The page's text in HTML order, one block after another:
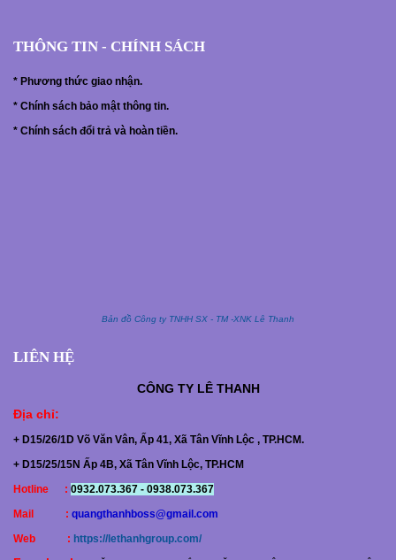
THÔNG TIN - CHÍNH SÁCH
* Phương thức giao nhận.
* Chính sách bảo mật thông tin.
* Chính sách đổi trả và hoàn tiền.
Bản đồ Công ty TNHH SX - TM -XNK Lê Thanh
LIÊN HỆ
CÔNG TY LÊ THANH
Địa chỉ:
+ D15/26/1D Võ Văn Vân, Ấp 41, Xã Tân Vĩnh Lộc , TP.HCM.
+ D15/25/15N Ấp 4B, Xã Tân Vĩnh Lộc, TP.HCM
Hotline : 0932.073.367 - 0938.073.367
Mail : quangthanhboss@gmail.com
Web : https://lethanhgroup.com/